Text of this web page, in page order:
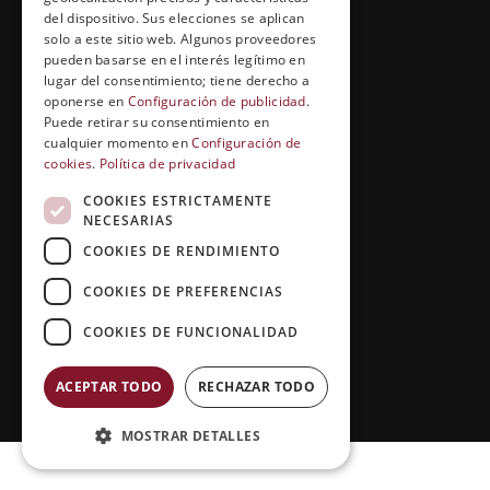
Entrevistas profesionales
EL RINCÓN DEL ALUMNO
Conócenos
Preguntas y respuestas
Clases virtuales
Copyright © 2026 |Grupo Esneca TV
del dispositivo. Sus elecciones se aplican
solo a este sitio web. Algunos proveedores
pueden basarse en el interés legítimo en
lugar del consentimiento; tiene derecho a
oponerse en Configuración de publicidad.
Puede retirar su consentimiento en
cualquier momento enConfiguración de
cookies. Política de privacidad
COOKIES ESTRICTAMENTE
NECESARIAS
COOKIES DE RENDIMIENTO
COOKIES DE PREFERENCIAS
COOKIES DE FUNCIONALIDAD
ACEPTAR TODO RECHAZAR TODO
MOSTRAR DETALLES